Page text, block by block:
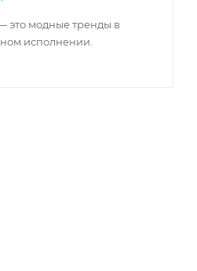
это модные тренды в
исполнении.